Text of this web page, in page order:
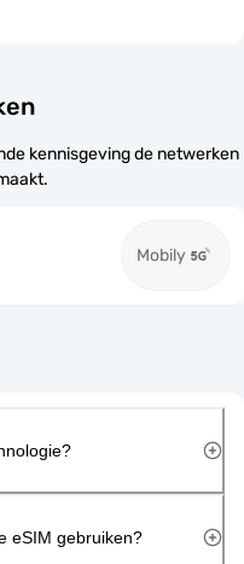
kennisgeving de netwerken
Mobily
eSIM gebruiken?